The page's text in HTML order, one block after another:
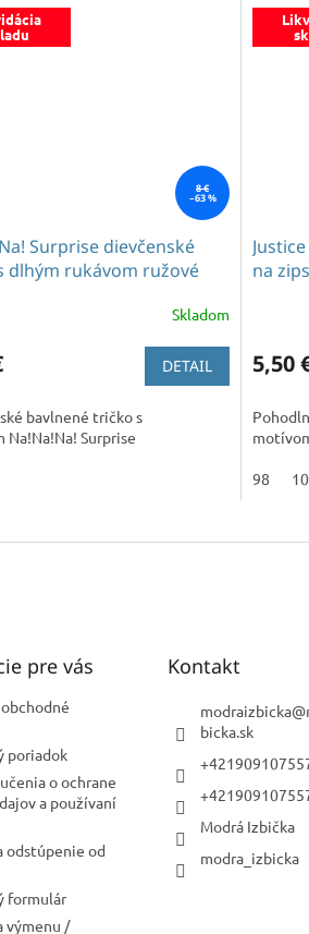
8 €
–63 %
Surprise dievčenské
dlhým rukávom ružové
Skladom
DETAIL
bavlnené tričko s
Na!Na!Na! Surprise
na
5,50
98
pre vás
poriadok
o ochrane
a používaní
odstúpenie od
formulár
výmenu /
Kontakt
modraizbicka@
bicka.sk
Modrá Izbička
modra_izbicka